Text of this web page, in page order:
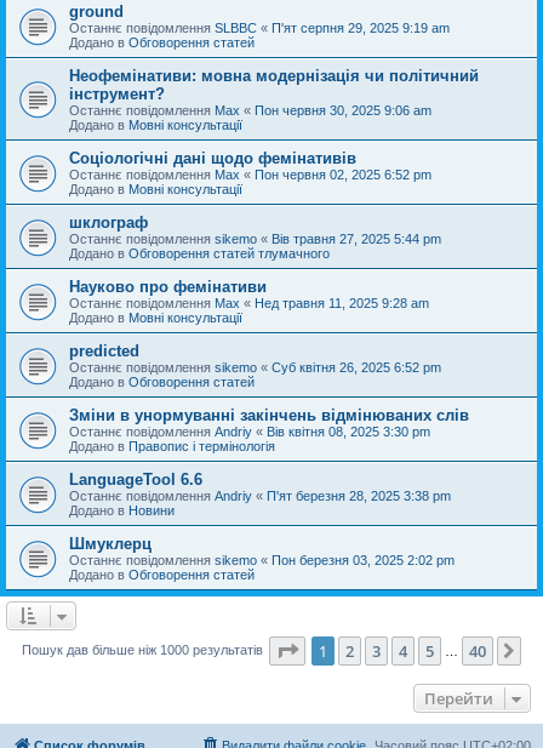
ground
Останнє повідомлення SLBBC « П'ят серпня 29, 2025 9:19 am
Додано в Обговорення статей
Неофемінативи: мовна модернізація чи політичний
інструмент?
Останнє повідомлення Max « Пон червня 30, 2025 9:06 am
Додано в Мовні консультації
Соціологічні дані щодо фемінативів
Останнє повідомлення Max « Пон червня 02, 2025 6:52 pm
Додано в Мовні консультації
шклограф
Останнє повідомлення sikemo « Вів травня 27, 2025 5:44 pm
Додано в Обговорення статей тлумачного
Науково про фемінативи
Останнє повідомлення Max « Нед травня 11, 2025 9:28 am
Додано в Мовні консультації
predicted
Останнє повідомлення sikemo « Суб квітня 26, 2025 6:52 pm
Додано в Обговорення статей
Зміни в унормуванні закінчень відмінюваних слів
Останнє повідомлення Andriy « Вів квітня 08, 2025 3:30 pm
Додано в Правопис і термінологія
LanguageTool 6.6
Останнє повідомлення Andriy « П'ят березня 28, 2025 3:38 pm
Додано в Новини
Шмуклерц
Останнє повідомлення sikemo « Пон березня 03, 2025 2:02 pm
Додано в Обговорення статей
Пошук дав більше ніж 1000 результатів Сторінка 1 40
1 2 3 4 5 40
Перейти
Список форумів Часовий пояс UTC+02:00
Видалити файли cookie